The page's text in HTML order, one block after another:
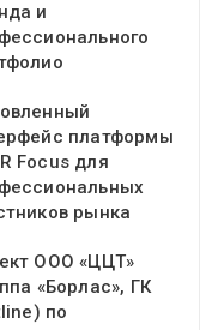
и
платформы
Focus для
рынка
ООО «ЦЦТ»
«Борлас», ГК
по